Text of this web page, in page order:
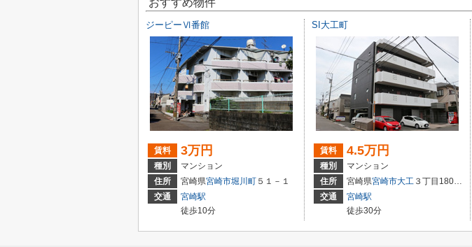
おすすめ物件
ジーピーⅥ番館
賃料 3万円
種別
マンション
住所
宮崎県宮崎市堀川町 ５１－１
交通
宮崎駅
徒歩10分
SI大工町
賃料 4.5万円
種別
マンション
住所
宮崎県宮崎市大工 ３丁目180番地
交通
宮崎駅
徒歩30分